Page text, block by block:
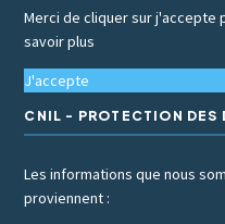
Merci de cliquer sur
savoir plus
J'accepte
CNIL - PROTECTION DES
Les informations que nous
proviennent :